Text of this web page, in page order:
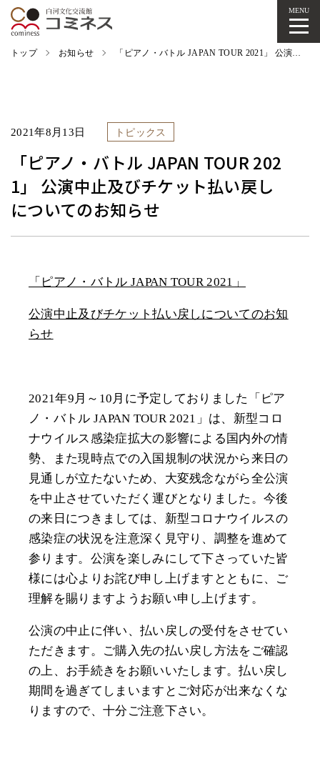
MENU
トップ お知らせ 「ピアノ・バトル JAPAN TOUR 2021」 公演中止及びチケット払い戻しについてのお知らせ
2021年8月13日 トピックス
「ピアノ・バトル JAPAN TOUR 202
1」 公演中止及びチケット払い戻し
についてのお知らせ
「ピアノ・バトル JAPAN TOUR 2021」
公演中止及びチケット払い戻しについてのお知
らせ
2021年9月～10月に予定しておりました「ピア
ノ・バトル JAPAN TOUR 2021」は、新型コロ
ナウイルス感染症拡大の影響による国内外の情
勢、また現時点での入国規制の状況から来日の
見通しが立たないため、大変残念ながら全公演
を中止させていただく運びとなりました。今後
の来日につきましては、新型コロナウイルスの
感染症の状況を注意深く見守り、調整を進めて
参ります。公演を楽しみにして下さっていた皆
様には心よりお詫び申し上げますとともに、ご
理解を賜りますようお願い申し上げます。
公演の中止に伴い、払い戻しの受付をさせてい
ただきます。ご購入先の払い戻し方法をご確認
の上、お手続きをお願いいたします。払い戻し
期間を過ぎてしまいますとご対応が出来なくな
りますので、十分ご注意下さい。